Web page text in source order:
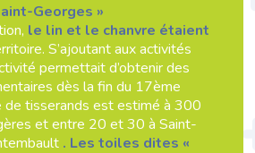
Georges »
le lin et le chanvre étaient
S’ajoutant aux activités
permettait d’obtenir des
dès la fin du 17ème
de tisserands est estimé à 300
et entre 20 et 30 à Saint-
. Les toiles dites «